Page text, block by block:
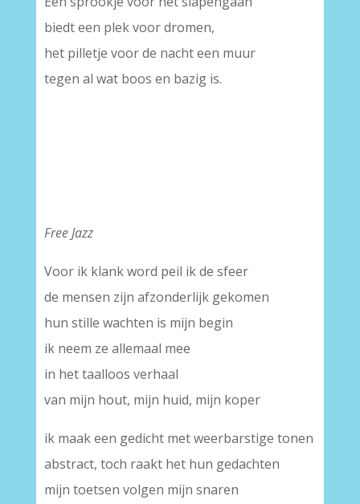
biedt een plek voor dromen,
het pilletje voor de nacht een muur
tegen al wat boos en bazig is.
Free Jazz
Voor ik klank word peil ik de sfeer
de mensen zijn afzonderlijk gekomen
hun stille wachten is mijn begin
ik neem ze allemaal mee
in het taalloos verhaal
van mijn hout, mijn huid, mijn koper
ik maak een gedicht met weerbarstige tonen
abstract, toch raakt het hun gedachten
mijn toetsen volgen mijn snaren